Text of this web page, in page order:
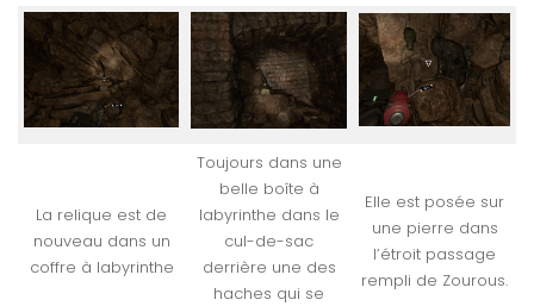
La relique est de
nouveau dans un
coffre à labyrinthe
Toujours dans une
belle boîte à
labyrinthe dans le
cul-de-sac
derrière une des
haches qui se
Elle est posée sur
une pierre dans
l’étroit passage
rempli de Zourous.